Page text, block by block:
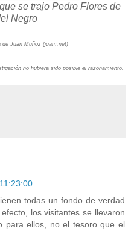
se trajo Pedro Flores de
Negro
Juan Muñoz (juam.net)
no hubiera sido posible el razonamiento.
todas un fondo de verdad
los visitantes se llevaron
para ellos, no el tesoro que el